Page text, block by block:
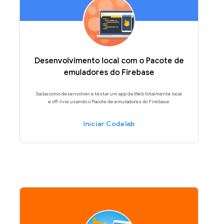
Desenvolvimento local com o Pacote de
emuladores do Firebase
Saiba como desenvolver e testar um app da Web totalmente local
e off-line usando o Pacote de emuladores do Firebase.
Iniciar Codelab